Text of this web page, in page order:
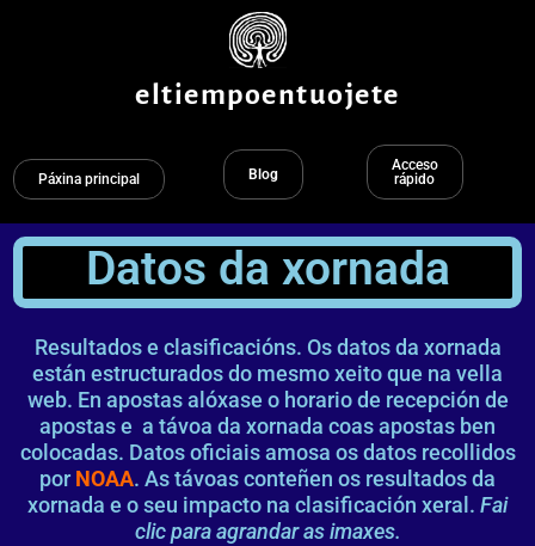
eltiempoentuojete
Páxina principal Blog
Acceso
rápido
Datos da xornada
Resultados e clasificacións. Os datos da xornada
están estructurados do mesmo xeito que na vella
web. En apostas alóxase o horario de recepción de
apostas e a távoa da xornada coas apostas ben
colocadas. Datos oficiais amosa os datos recollidos
por NOAA. As távoas conteñen os resultados da
xornada e o seu impacto na clasificación xeral. Fai
clic para agrandar as imaxes.